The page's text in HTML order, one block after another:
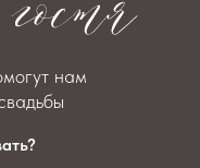
нам